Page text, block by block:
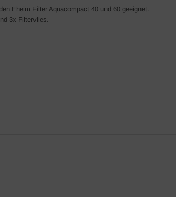
Eheim Filter Aquacompact 40 und 60 geeignet.
3x Filtervlies.